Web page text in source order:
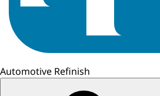
Automotive Refinish